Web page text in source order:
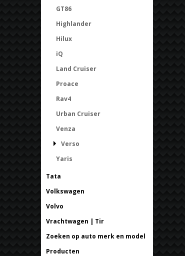
GT86
Highlander
Hilux
iQ
Land Cruiser
Proace
Rav4
Urban Cruiser
Venza
Verso
Yaris
Tata
Volkswagen
Volvo
Vrachtwagen | Tir
Zoeken op auto merk en model
Producten